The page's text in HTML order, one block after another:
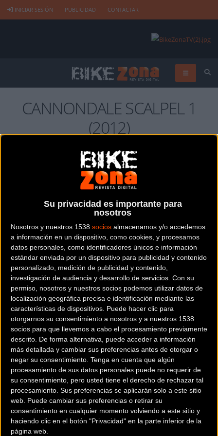
Su privacidad es importante para
nosotros
Nosotros y nuestros 1538 socios almacenamos y/o accedemos
a información en un dispositivo, como cookies, y procesamos
datos personales, como identificadores únicos e información
estándar enviada por un dispositivo para publicidad y contenido
personalizado, medición de publicidad y contenido,
investigación de audiencia y desarrollo de servicios. Con su
permiso, nosotros y nuestros socios podemos utilizar datos de
localización geográfica precisa e identificación mediante las
características de dispositivos. Puede hacer clic para
otorgarnos su consentimiento a nosotros y a nuestros 1538
socios para que llevemos a cabo el procesamiento previamente
descrito. De forma alternativa, puede acceder a información
más detallada y cambiar sus preferencias antes de otorgar o
negar su consentimiento. Tenga en cuenta que algún
procesamiento de sus datos personales puede no requerir de
su consentimiento, pero usted tiene el derecho de rechazar tal
procesamiento. Sus preferencias se aplicarán solo a este sitio
web. Puede cambiar sus preferencias o retirar su
consentimiento en cualquier momento volviendo a este sitio y
haciendo clic en el botón "Privacidad" en la parte inferior de la
página web.
INICIAR SESIÓN PUBLICIDAD CONTACTAR
CANNONDALE SCALPEL 1
(2012)
MTB - DOBLE XC
Precio:5.999 €
Más Información
Ir al
comparador de bicicletas
Ir al comparador
Consultar catálogos en PDF.